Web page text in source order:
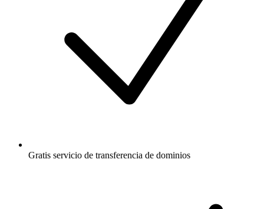
Gratis servicio de transferencia de dominios